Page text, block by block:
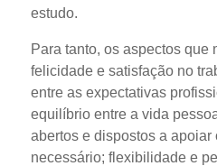
estudo.
Para tanto, os aspectos que
felicidade e satisfação no
entre as expectativas
equilíbrio entre a vida
abertos e dispostos a
necessário; flexibilidade e